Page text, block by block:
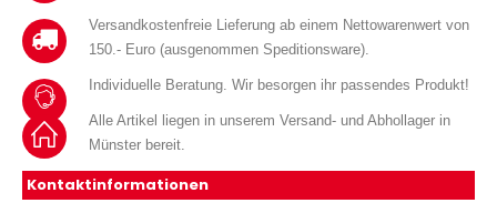
Versandkostenfreie Lieferung ab einem Nettowarenwert von
150.- Euro (ausgenommen Speditionsware).
Individuelle Beratung. Wir besorgen ihr passendes Produkt!
Alle Artikel liegen in unserem Versand- und Abhollager in
Münster bereit.
Kontaktinformationen